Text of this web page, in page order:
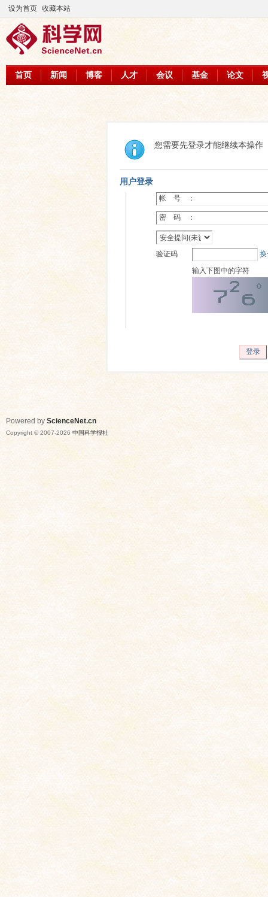
设为首页 收藏本站
首页 新闻 博客 人才 会议 基金 论文
您需要先登录才能继续本操作
用户登录
帐 号 ：
密 码 ：
验证码
输入下图中的字符
登录
Powered by ScienceNet.cn
Copyright © 2007-2026 中国科学报社